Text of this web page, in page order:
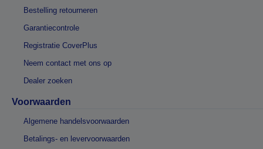
Bestelling retourneren
Garantiecontrole
Registratie CoverPlus
Neem contact met ons op
Dealer zoeken
Voorwaarden
Algemene handelsvoorwaarden
Betalings- en levervoorwaarden